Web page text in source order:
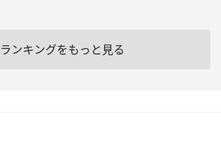
ランキングをもっと見る